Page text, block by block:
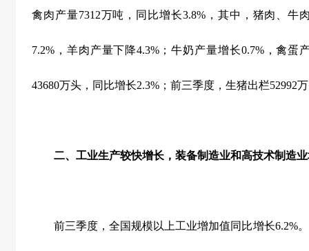
禽肉产量7312万吨，同比增长3.8%，其中，猪肉、牛
7.2% ，羊肉产量下降4.3% ；牛奶产量增长0.7%，禽蛋
43680万头，同比增长2.3% ；前三季度，生猪出栏52992
二、工业生产较快增长，装备制造业和高技术制造业
前三季度，全国规模以上工业增加值同比增长6.2%